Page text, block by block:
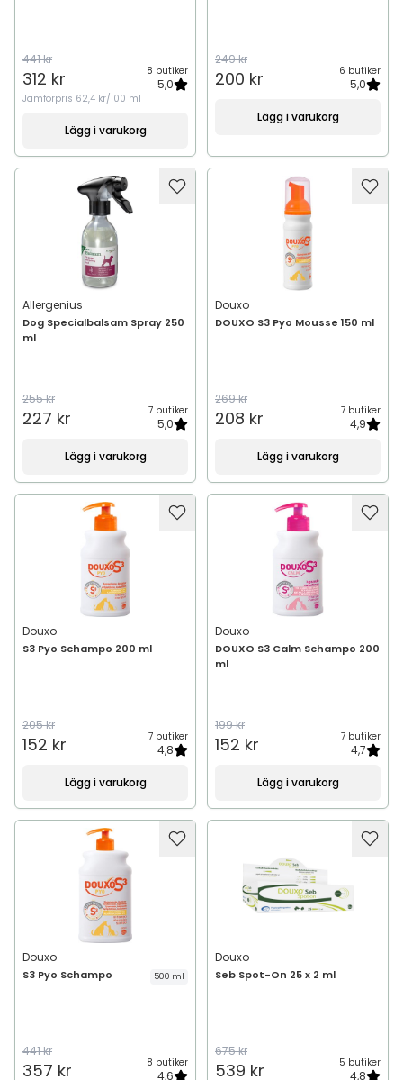
441 kr
312 kr 8 butiker
5,0
Jämförpris 62,4 kr/100 ml
Lägg i varukorg
249 kr
200 kr 6 butiker
5,0
Lägg i varukorg
Allergenius
Dog Specialbalsam Spray 250
ml
255 kr
227 kr 7 butiker
5,0
Lägg i varukorg
Douxo
DOUXO S3 Pyo Mousse 150 ml
269 kr
208 kr 7 butiker
4,9
Lägg i varukorg
Douxo
S3 Pyo Schampo 200 ml
205 kr
152 kr 7 butiker
4,8
Lägg i varukorg
Douxo
DOUXO S3 Calm Schampo 200
ml
199 kr
152 kr 7 butiker
4,7
Lägg i varukorg
Douxo
S3 Pyo Schampo 500 ml
441 kr
357 kr 8 butiker
4,6
Douxo
Seb Spot-On 25 x 2 ml
675 kr
539 kr 5 butiker
4,8